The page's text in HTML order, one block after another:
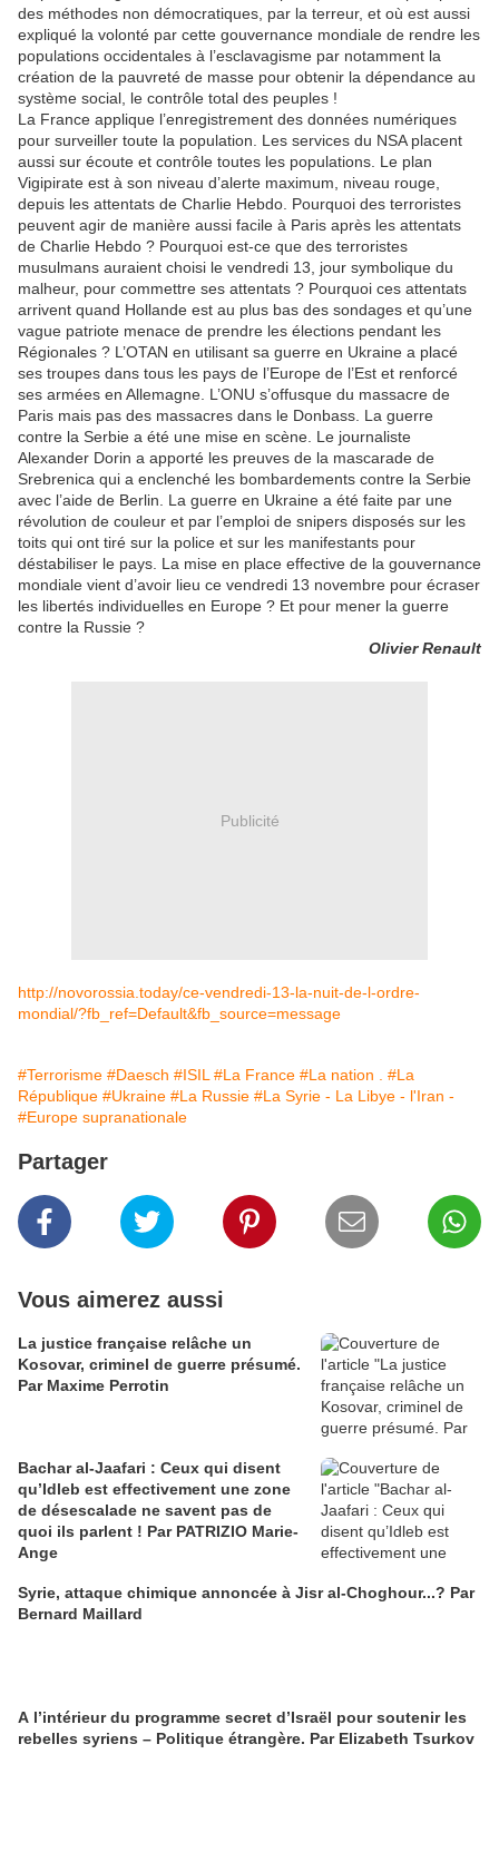
des méthodes non démocratiques, par la terreur, et où est aussi
expliqué la volonté par cette gouvernance mondiale de rendre les
populations occidentales à l’esclavagisme par notamment la
création de la pauvreté de masse pour obtenir la dépendance au
système social, le contrôle total des peuples !
La France applique l’enregistrement des données numériques
pour surveiller toute la population. Les services du NSA placent
aussi sur écoute et contrôle toutes les populations. Le plan
Vigipirate est à son niveau d’alerte maximum, niveau rouge,
depuis les attentats de Charlie Hebdo. Pourquoi des terroristes
peuvent agir de manière aussi facile à Paris après les attentats
de Charlie Hebdo ? Pourquoi est-ce que des terroristes
musulmans auraient choisi le vendredi 13, jour symbolique du
malheur, pour commettre ses attentats ? Pourquoi ces attentats
arrivent quand Hollande est au plus bas des sondages et qu’une
vague patriote menace de prendre les élections pendant les
Régionales ? L’OTAN en utilisant sa guerre en Ukraine a placé
ses troupes dans tous les pays de l’Europe de l’Est et renforcé
ses armées en Allemagne. L’ONU s’offusque du massacre de
Paris mais pas des massacres dans le Donbass. La guerre
contre la Serbie a été une mise en scène. Le journaliste
Alexander Dorin a apporté les preuves de la mascarade de
Srebrenica qui a enclenché les bombardements contre la Serbie
avec l’aide de Berlin. La guerre en Ukraine a été faite par une
révolution de couleur et par l’emploi de snipers disposés sur les
toits qui ont tiré sur la police et sur les manifestants pour
déstabiliser le pays. La mise en place effective de la gouvernance
mondiale vient d’avoir lieu ce vendredi 13 novembre pour écraser
les libertés individuelles en Europe ? Et pour mener la guerre
contre la Russie ?
Olivier Renault
Publicité
http://novorossia.today/ce-vendredi-13-la-nuit-de-l-ordre-
mondial/?fb_ref=Default&fb_source=message
#Terrorisme #Daesch #ISIL #La France #La nation . #La
République #Ukraine #La Russie #La Syrie - La Libye - l'Iran -
#Europe supranationale
Partager
Vous aimerez aussi
La justice française relâche un
Kosovar, criminel de guerre présumé.
Par Maxime Perrotin
Bachar al-Jaafari : Ceux qui disent
qu’Idleb est effectivement une zone
de désescalade ne savent pas de
quoi ils parlent ! Par PATRIZIO Marie-
Ange
Syrie, attaque chimique annoncée à Jisr al-Choghour...? Par
Bernard Maillard
A l’intérieur du programme secret d’Israël pour soutenir les
rebelles syriens – Politique étrangère. Par Elizabeth Tsurkov